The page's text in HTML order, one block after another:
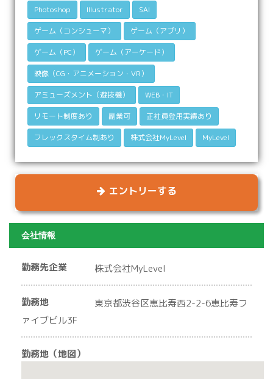
‎Photoshop Illustrator SAI
ゲーム（コンシューマ） ゲーム（アプリ）
ゲーム（PC） ゲーム（アーケード）
映像（CG・アニメーション・VR）
アミューズメント（遊技機） WEB・IT
リモート制度あり 副業可 正社員登用実績あり
フレックスタイム制あり 株式会社MyLevel MyLevel
エントリーする
会社情報
勤務先企業 株式会社MyLevel
勤務地
東京都渋谷区恵比寿西2-2-6恵比寿フ
ァイブビル3F
勤務地（地図）